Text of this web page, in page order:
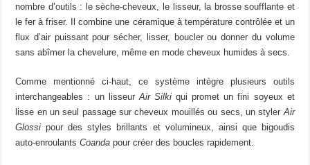
nombre d’outils : le sèche-cheveux, le lisseur, la brosse soufflante et
le fer à friser. Il combine une céramique à température contrôlée et un
flux d’air puissant pour sécher, lisser, boucler ou donner du volume
sans abîmer la chevelure, même en mode cheveux humides à secs.
Comme mentionné ci-haut, ce système intègre plusieurs outils
interchangeables : un lisseur Air Silkiqui promet un fini soyeux et
lisse en un seul passage sur cheveux mouillés ou secs, un styler Air
Glossi pour des styles brillants et volumineux, ainsi que bigoudis
auto-enroulantsCoanda pour créer des boucles rapidement.